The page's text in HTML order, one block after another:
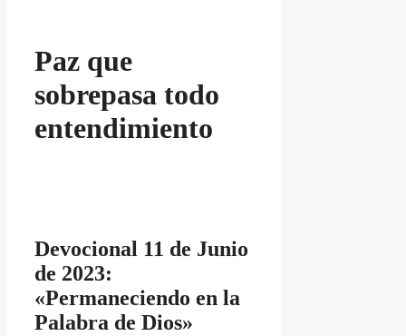
Paz que
sobrepasa todo
entendimiento
Devocional 11 de Junio
de 2023:
«Permaneciendo en la
Palabra de Dios»